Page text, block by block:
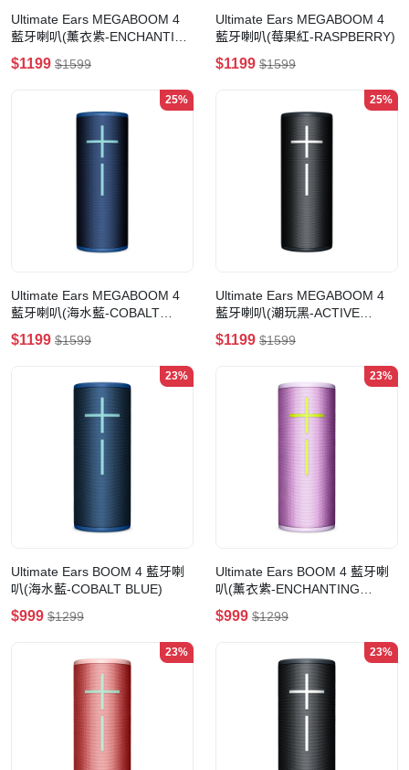
Ultimate Ears MEGABOOM 4
藍牙喇叭(薰衣紫-ENCHANTING
LILAC)
$1199 $1599
Ultimate Ears MEGABOOM 4
藍牙喇叭(莓果紅-RASPBERRY)
$1199 $1599
25%
Ultimate Ears MEGABOOM 4
藍牙喇叭(海水藍-COBALT
BLUE)
$1199 $1599
25%
Ultimate Ears MEGABOOM 4
藍牙喇叭(潮玩黑-ACTIVE
BLACK)
$1199 $1599
23%
Ultimate Ears BOOM 4 藍牙喇
叭(海水藍-COBALT BLUE)
$999 $1299
23%
Ultimate Ears BOOM 4 藍牙喇
叭(薰衣紫-ENCHANTING
LILAC)
$999 $1299
23% 23%